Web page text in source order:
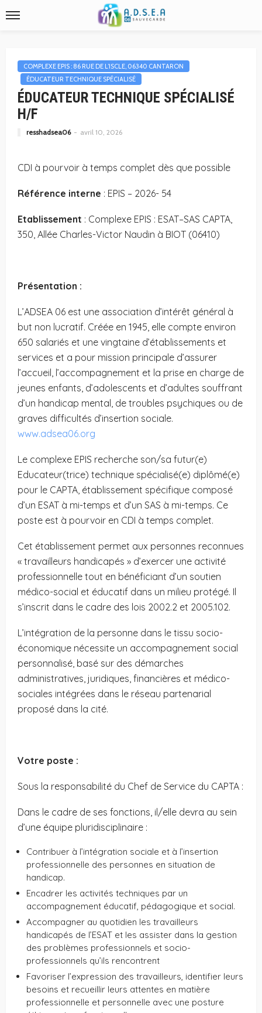
COMPLEXE EPIS : 86 RUE DE L’ISCLE, 06340 CANTARON
ÉDUCATEUR TECHNIQUE SPÉCIALISÉ
ÉDUCATEUR TECHNIQUE SPÉCIALISÉ
H/F
resshadsea06 avril 10, 2026
CDI à pourvoir à temps complet dès que possible
Référence interne : EPIS – 2026- 54
Etablissement : Complexe EPIS : ESAT–SAS CAPTA,
350, Allée Charles-Victor Naudin à BIOT (06410)
Présentation :
L’ADSEA 06 est une association d’intérêt général à
but non lucratif. Créée en 1945, elle compte environ
650 salariés et une vingtaine d’établissements et
services et a pour mission principale d’assurer
l’accueil, l’accompagnement et la prise en charge de
jeunes enfants, d’adolescents et d’adultes souffrant
d’un handicap mental, de troubles psychiques ou de
graves difficultés d’insertion sociale.
www.adsea06.org
Le complexe EPIS recherche son/sa futur(e)
Educateur(trice) technique spécialisé(e) diplômé(e)
pour le CAPTA, établissement spécifique composé
d’un ESAT à mi-temps et d’un SAS à mi-temps. Ce
poste est à pourvoir en CDI à temps complet.
Cet établissement permet aux personnes reconnues
« travailleurs handicapés » d’exercer une activité
professionnelle tout en bénéficiant d’un soutien
médico-social et éducatif dans un milieu protégé. Il
s’inscrit dans le cadre des lois 2002.2 et 2005.102.
L’intégration de la personne dans le tissu socio-
économique nécessite un accompagnement social
personnalisé, basé sur des démarches
administratives, juridiques, financières et médico-
sociales intégrées dans le réseau partenarial
proposé dans la cité.
Votre poste :
Sous la responsabilité du Chef de Service du CAPTA :
Dans le cadre de ses fonctions, il/elle devra au sein
d’une équipe pluridisciplinaire :
Contribuer à l’intégration sociale et à l’insertion
professionnelle des personnes en situation de
handicap.
Encadrer les activités techniques par un
accompagnement éducatif, pédagogique et social.
Accompagner au quotidien les travailleurs
handicapés de l’ESAT et les assister dans la gestion
des problèmes professionnels et socio-
professionnels qu’ils rencontrent
Favoriser l’expression des travailleurs, identifier leurs
besoins et recueillir leurs attentes en matière
professionnelle et personnelle avec une posture